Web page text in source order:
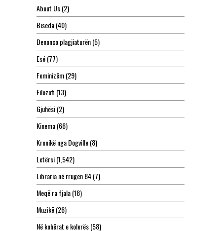
About Us(2)
Biseda(40)
Denonco plagjiaturën(5)
Esé(77)
Feminizëm(29)
Filozofi (13)
Gjuhësi(2)
Kinema(66)
Kronikë nga Dogville(8)
Letërsi(1,542)
Libraria në rrugën 84(7)
Meqë ra fjala(18)
Muzikë(26)
Në kohërat e kolerës(58)